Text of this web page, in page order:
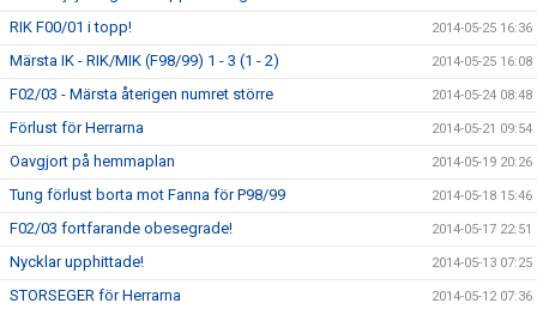
RIK F00/01 i topp! 2014-05-25 16:36
Märsta IK - RIK/MIK (F98/99) 1 - 3 (1 - 2) 2014-05-25 16:08
F02/03 - Märsta återigen numret större 2014-05-24 08:48
Förlust för Herrarna 2014-05-21 09:54
Oavgjort på hemmaplan 2014-05-19 20:26
Tung förlust borta mot Fanna för P98/99 2014-05-18 15:46
F02/03 fortfarande obesegrade! 2014-05-17 22:51
Nycklar upphittade! 2014-05-13 07:25
STORSEGER för Herrarna 2014-05-12 07:36